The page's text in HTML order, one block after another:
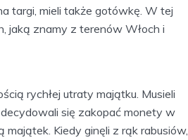
targi, mieli także gotówkę. W tej
jaką znamy z terenów Włoch i
rychłej utraty majątku. Musieli
się zakopać monety w
majątek. Kiedy ginęli z rąk rabusiów,